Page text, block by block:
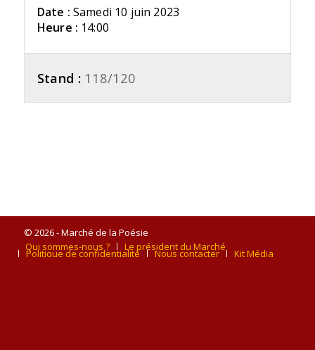
Date : Samedi 10 juin 2023
Heure : 14:00
Stand : 118/120
© 2026 - Marché de la Poésie
Qui sommes-nous ?
Le président du Marché
Politique de confidentialité Nous contacter Kit Média